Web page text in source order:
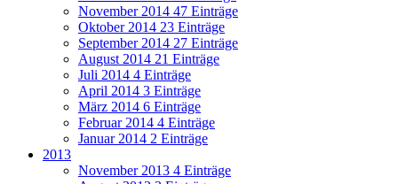
November 2014 47 Einträge
Oktober 2014 23 Einträge
September 2014 27 Einträge
August 2014 21 Einträge
Juli 2014 4 Einträge
April 2014 3 Einträge
März 2014 6 Einträge
Februar 2014 4 Einträge
Januar 2014 2 Einträge
2013
November 2013 4 Einträge